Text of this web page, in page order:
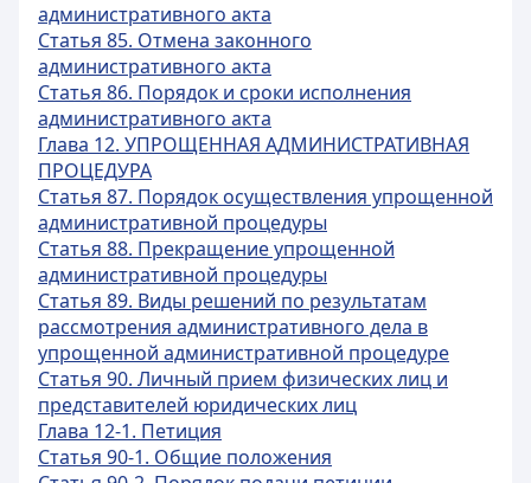
административного акта
Статья 85. Отмена законного
административного акта
Статья 86. Порядок и сроки исполнения
административного акта
Глава 12. УПРОЩЕННАЯ АДМИНИСТРАТИВНАЯ
ПРОЦЕДУРА
Статья 87. Порядок осуществления упрощенной
административной процедуры
Статья 88. Прекращение упрощенной
административной процедуры
Статья 89. Виды решений по результатам
рассмотрения административного дела в
упрощенной административной процедуре
Статья 90. Личный прием физических лиц и
представителей юридических лиц
Глава 12-1. Петиция
Статья 90-1. Общие положения